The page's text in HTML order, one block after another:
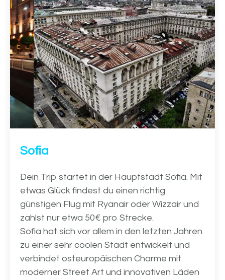
Sofia
Dein Trip startet in der Hauptstadt Sofia. Mit
etwas Glück findest du einen richtig
günstigen Flug mit Ryanair oder Wizzair und
zahlst nur etwa 50€ pro Strecke.
Sofia hat sich vor allem in den letzten Jahren
zu einer sehr coolen Stadt entwickelt und
verbindet osteuropäischen Charme mit
moderner Street Art und innovativen Läden